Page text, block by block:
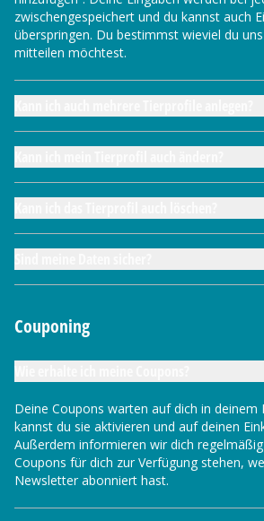
zwischengespeichert und du kannst auch
überspringen. Du bestimmst wieviel du
mitteilen möchtest.
Couponing
Deine Coupons warten auf dich in deinem
kannst du sie aktivieren und auf deinen
Außerdem informieren wir dich
Coupons für dich zur Verfügung stehen,
Newsletter abonniert hast.